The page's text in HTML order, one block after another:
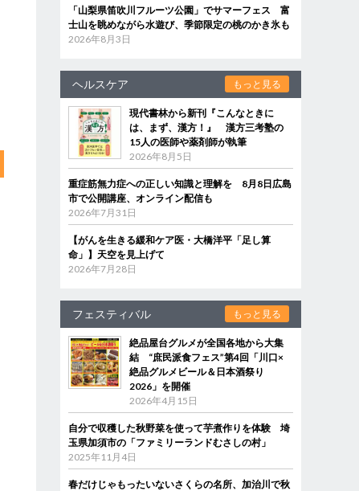
「山梨県笛吹川フルーツ公園」でサマーフェス 富
士山を眺めながら水遊び、季節限定の桃のかき氷も
2026年8月3日
ヘルスケア もっと見る
現代書林から新刊『こんなときに
は、まず、漢方！』 漢方三考塾の
15人の医師や薬剤師が執筆
2026年8月5日
重症筋無力症への正しい知識と理解を 8月8日広島
市で公開講座、オンライン配信も
2026年7月31日
【がんを生きる緩和ケア医・大橋洋平「足し算
命」】天空を見上げて
2026年7月28日
フェスティバル もっと見る
絶品屋台グルメが全国各地から大集
結 “庶民派食フェス”第4回「川口×
絶品グルメビール＆日本酒祭り
2026」を開催
2026年4月15日
自分で収穫した秋野菜を使って芋煮作りを体験 埼
玉県加須市の「ファミリーランドむさしの村」
2025年11月4日
春だけじゃもったいないさくらの名所、加治川で秋